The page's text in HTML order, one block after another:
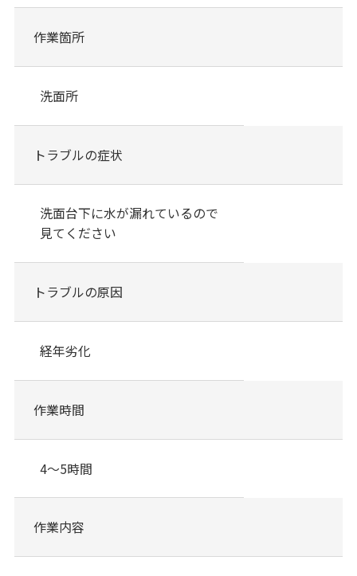
作業箇所
洗面所
トラブルの症状
洗面台下に水が漏れているので
見てください
トラブルの原因
経年劣化
作業時間
4～5時間
作業内容